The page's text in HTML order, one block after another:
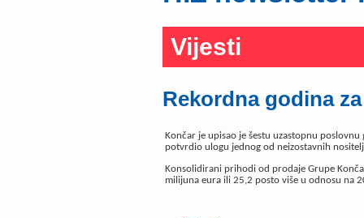
Vijesti
Rekordna godina
Končar je upisao je šestu uzastopnu
potvrdio ulogu jednog od neizostavnih
Konsolidirani prihodi od prodaje Grupe
milijuna eura ili 25,2 posto više u odnosu na